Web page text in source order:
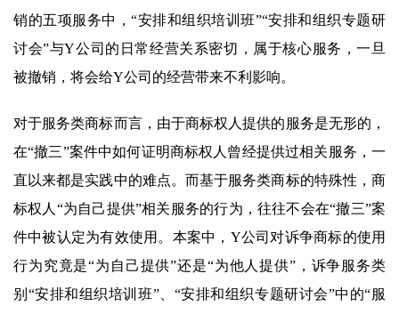
销的五项服务中，“安排和组织培训班”“安排和组织专题研
讨会”与Y公司的日常经营关系密切，属于核心服务，一旦
被撤销，将会给Y公司的经营带来不利影响。
对于服务类商标而言，由于商标权人提供的服务是无形的，
在“撤三”案件中如何证明商标权人曾经提供过相关服务，一
直以来都是实践中的难点。而基于服务类商标的特殊性，商
标权人“为自己提供”相关服务的行为，往往不会在“撤三”案
件中被认定为有效使用。本案中，Y公司对诉争商标的使用
行为究竟是“为自己提供”还是“为他人提供”，诉争服务类
别“安排和组织培训班”、“安排和组织专题研讨会”中的“服